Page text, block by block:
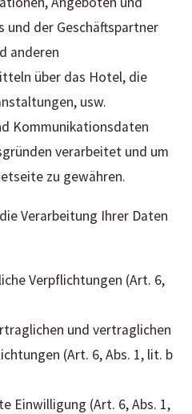
und der Geschäftspartner
anderen
über das Hotel, die
usw.
Kommunikationsdaten
verarbeitet und um
zu gewähren.
Verarbeitung Ihrer Daten
Verpflichtungen (Art. 6,
und vertraglichen
(Art. 6, Abs. 1, lit. b
Einwilligung (Art. 6, Abs. 1,